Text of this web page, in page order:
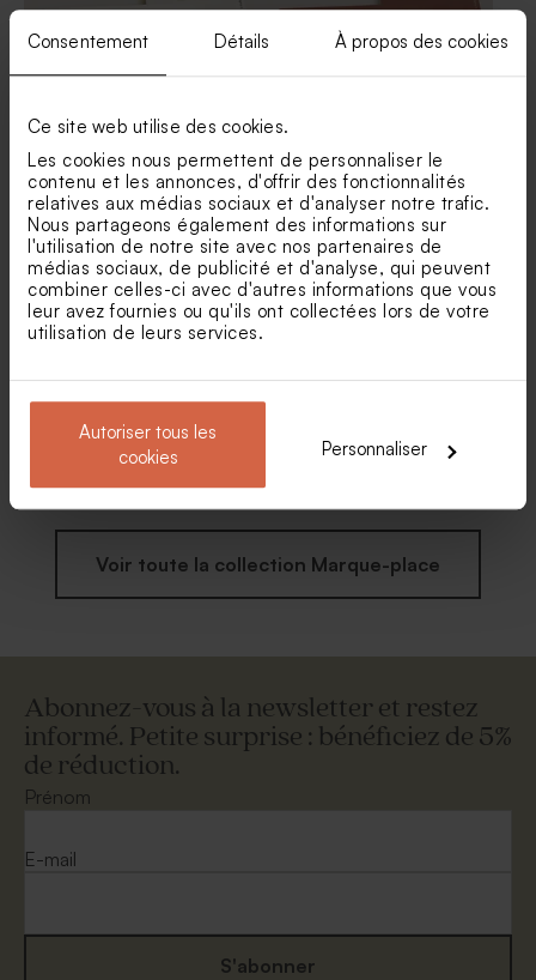
Consentement Détails À propos des cookies
Ce site web utilise des cookies.
Les cookies nous permettent de personnaliser le
contenu et les annonces, d'offrir des fonctionnalités
relatives aux médias sociaux et d'analyser notre trafic.
Nous partageons également des informations sur
l'utilisation de notre site avec nos partenaires de
médias sociaux, de publicité et d'analyse, qui peuvent
combiner celles-ci avec d'autres informations que vous
leur avez fournies ou qu'ils ont collectées lors de votre
utilisation de leurs services.
Autoriser tous les
cookies
Personnaliser
Sticker autocollant mariage
palais bohème 5 x 5 cm
Habillage savon artisanal
palais bohème
Marque place mariage
minimaliste chic et dorure
Marque place mariage Melle
Papeterie
Marque-pace rond mariage
Marque place mariage fleurs
Voir toute la collection Marque-place
Abonnez-vous à la newsletter et restez
informé. Petite surprise : bénéficiez de 5%
de réduction.
Prénom
E-mail
S'abonner